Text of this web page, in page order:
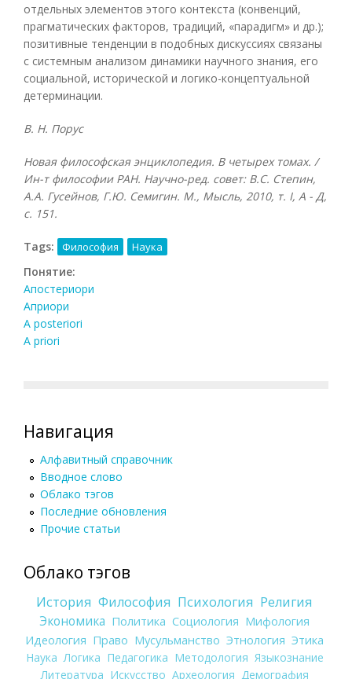
отдельных элементов этого контекста (конвенций,
прагматических факторов, традиций, «парадигм» и др.);
позитивные тенденции в подобных дискуссиях связаны
с системным анализом динамики научного знания, его
социальной, исторической и логико-концептуальной
детерминации.
В. Н. Порус
Новая философская энциклопедия. В четырех томах. /
Ин-т философии РАН. Научно-ред. совет: В.С. Степин,
А.А. Гусейнов, Г.Ю. Семигин. М., Мысль, 2010, т. I, А - Д,
с. 151.
Tags: Философия Наука
Понятие:
Апостериори
Априори
A posteriori
A priori
Навигация
Алфавитный справочник
Вводное слово
Облако тэгов
Последние обновления
Прочие статьи
Облако тэгов
История Философия Психология Религия
Экономика Политика Социология Мифология
Идеология Право Мусульманство Этнология Этика
Наука Логика Педагогика Методология Языкознание
Литература Искусство Археология Демография